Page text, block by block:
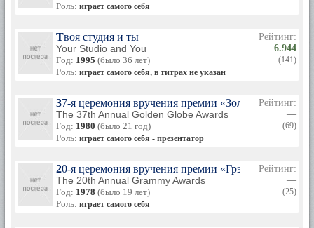
Роль: играет самого себя
Твоя студия и ты
Your Studio and You
Год: 1995 (было 36 лет)
Роль: играет самого себя, в титрах не указан
Рейтинг:
6.944
(141)
37-я церемония вручения премии «Золотой глобус»
The 37th Annual Golden Globe Awards
Год: 1980 (было 21 год)
Роль: играет самого себя - презентатор
Рейтинг:
—
(69)
20-я церемония вручения премии «Грэмми»
The 20th Annual Grammy Awards
Год: 1978 (было 19 лет)
Роль: играет самого себя
Рейтинг:
—
(25)